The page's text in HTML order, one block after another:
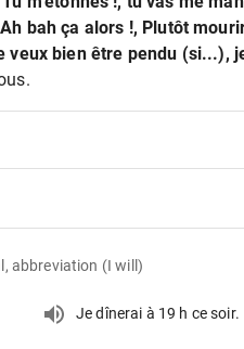
bah ça alors !, Plutôt
veux bien être pendu (si...),
abbreviation (I will)
Je dînerai à 19 h ce soir.